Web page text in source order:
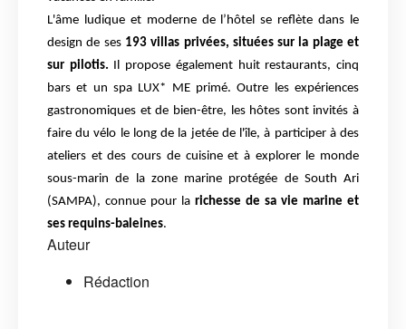
L'âme ludique et moderne de l’hôtel se reflète dans le
design de ses 193 villas privées, situées sur la plage et
sur pilotis. Il propose également huit restaurants, cinq
bars et un spa LUX* ME primé. Outre les expériences
gastronomiques et de bien-être, les hôtes sont invités à
faire du vélo le long de la jetée de l'île, à participer à des
ateliers et des cours de cuisine et à explorer le monde
sous-marin de la zone marine protégée de South Ari
(SAMPA), connue pour la richesse de sa vie marine et
ses requins-baleines.
Auteur
Rédaction